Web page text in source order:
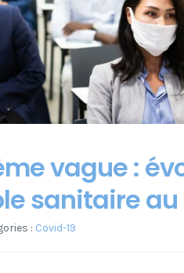
vague :
sanitaire
: Covid-19